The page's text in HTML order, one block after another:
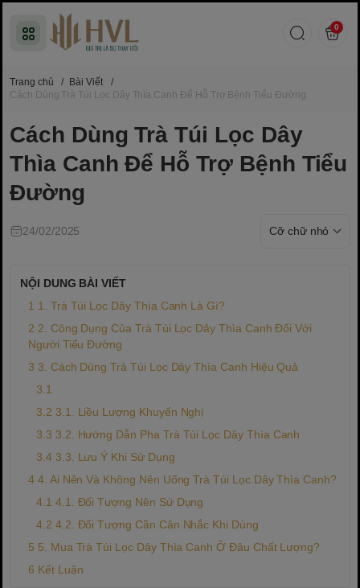
0
Trang chủ / Bài Viết
/
Cách Dùng Trà Túi Lọc Dây Thìa Canh Để Hỗ Trợ Bệnh Tiểu Đường
Cách Dùng Trà Túi Lọc Dây
Thìa Canh Để Hỗ Trợ Bệnh Tiểu
Đường
24/02/2025
NỘI DUNG BÀI VIẾT
1. Trà Túi Lọc Dây Thìa Canh Là Gì?
2. Công Dụng Của Trà Túi Lọc Dây Thìa Canh Đối Với
Người Tiểu Đường
3. Cách Dùng Trà Túi Lọc Dây Thìa Canh Hiệu Quả
3.1. Liều Lượng Khuyến Nghị
3.2. Hướng Dẫn Pha Trà Túi Lọc Dây Thìa Canh
3.3. Lưu Ý Khi Sử Dụng
4. Ai Nên Và Không Nên Uống Trà Túi Lọc Dây Thìa Canh?
4.1. Đối Tượng Nên Sử Dụng
4.2. Đối Tượng Cần Cân Nhắc Khi Dùng
5. Mua Trà Túi Lọc Dây Thìa Canh Ở Đâu Chất Lượng?
Kết Luận